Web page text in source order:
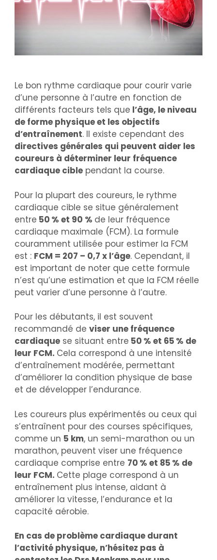
Le bon rythme cardiaque pour courir varie
d’une personne à l’autre en fonction de
différents facteurs tels que l’âge, le niveau
de forme physique et les objectifs
d’entraînement. Il existe cependant des
directives générales qui peuvent aider les
coureurs à déterminer leur fréquence
cardiaque cible pendant la course.
Pour la plupart des coureurs, le rythme
cardiaque cible se situe généralement
entre 50 % et 90 % de leur fréquence
cardiaque maximale (FCM). La formule
couramment utilisée pour estimer la FCM
est : FCM = 207 – 0,7 x l’âge. Cependant, il
est important de noter que cette formule
n’est qu’une estimation et que la FCM réelle
peut varier d’une personne à l’autre.
Pour les débutants, il est souvent
recommandé de viser une fréquence
cardiaque se situant entre 50 % et 65 % de
leur FCM. Cela correspond à une intensité
d’entraînement modérée, permettant
d’améliorer la condition physique de base
et de développer l’endurance.
Les coureurs plus expérimentés ou ceux qui
s’entraînent pour des courses spécifiques,
comme un 5 km, un semi-marathon ou un
marathon, peuvent viser une fréquence
cardiaque comprise entre 70 % et 85 % de
leur FCM. Cette plage correspond à un
entraînement plus intense, aidant à
améliorer la vitesse, l’endurance et la
capacité aérobie.
En cas de problème cardiaque durant
l’activité physique, n’hésitez pas à